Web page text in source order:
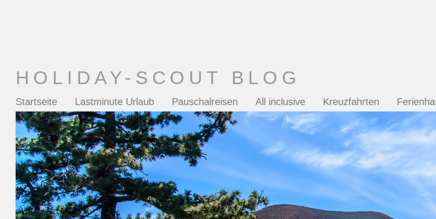
HOLIDAY-SCOUT BLOG
Startseite Lastminute Urlaub Pauschalreisen All inclusive Kreuzfahrten